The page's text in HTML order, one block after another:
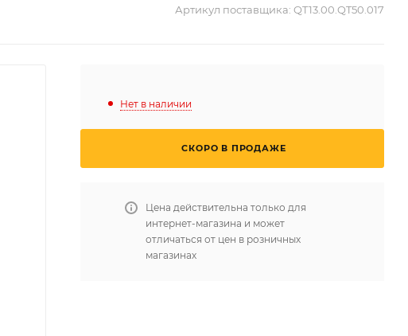
Артикул поставщика: QT13.00.QT50.017
Нет в наличии
СКОРО В ПРОДАЖЕ
Цена действительна только для
интернет-магазина и может
отличаться от цен в розничных
магазинах